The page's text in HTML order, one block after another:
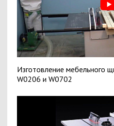
Изготовление мебельного
W0206 и W0702